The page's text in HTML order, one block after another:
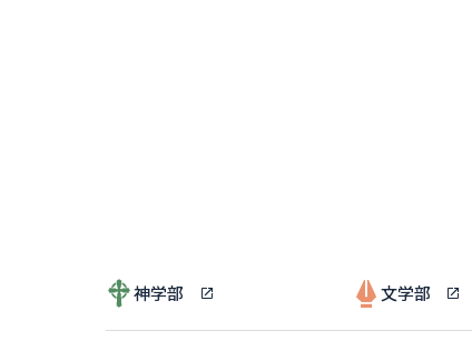
神学部 文学部